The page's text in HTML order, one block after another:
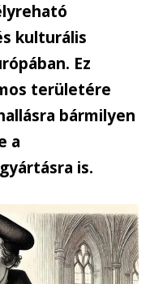
kulturális
Ez
területére
bármilyen
a
is.